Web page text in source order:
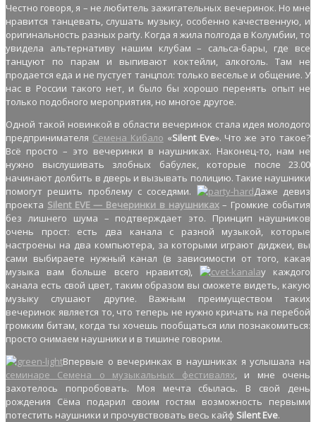
Честно говоря, я – не любитель зажигательных вечеринок. Но мне
нравится танцевать, слушать музыку, особенно качественную, и
оригинальность разных party. Когда я жила полгода в Колумбии, то
увидела альтернативу нашим клубам – сальса-бары, где все
танцуют по парам и выпивают коктейли, алкоголь. Там не
продается еда и не пустует танцпол: только веселье и общение. У
нас в России такого нет, и было бы хорошо перенять опыт не
только подобного мероприятия, но многое другое.
Одной такой новинкой в области вечеринок стала идея молодого
предпринимателя Семена Кибало «Silent Eve». Что же это такое?
Всё просто – это вечеринки в наушниках. Наконец-то, нам не
нужно выслушивать злобных бабулек, которые после 23.00
начинают долбить в дверь и вызывать полицию. Такие наушники
помогут решить проблему с соседями.
Даже девиз
проекта Silent EVE — Вечеринки в наушниках– Громкие события
без лишнего шума – подтверждает это. Принцип наушников
очень прост: есть два канала с разной музыкой, которые
настроены на два компьютера, за которыми играют диджеи, вы
сами выбираете нужный канал (в зависимости от того, какая
музыка вам больше всего нравится),
у каждого
канала есть свой цвет, таким образом вы сможете видеть, какую
музыку слушают другие. Важным преимуществом таких
вечеринок является то, что теперь не нужно кричать на перебой
громким битам, когда ты хочешь пообщаться или познакомиться:
просто снимаем наушники и в тишине говорим.
Впервые о вечеринках в наушниках я услышала на
семинаре Семена о музыкальных фестивалях, и мне очень
захотелось попробовать. Моя мечта сбылась. В свой день
рождения Сёма подарил своим гостям возможность первыми
потестить наушники и прочувствовать весь кайф Silent Eve.